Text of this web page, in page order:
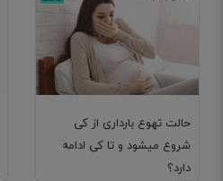
حالت تهوع بارداری از کی
شروع میشود و تا کی ادامه
دارد؟